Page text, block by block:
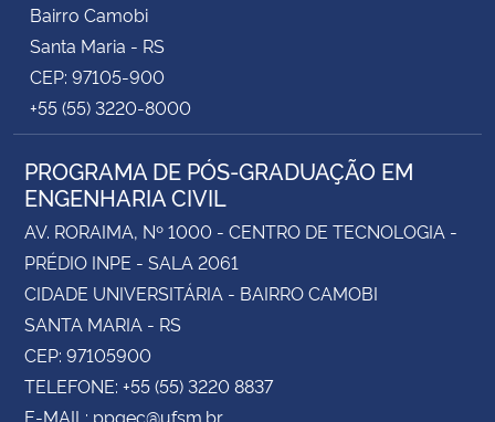
Bairro Camobi
Santa Maria - RS
CEP: 97105-900
+55 (55) 3220-8000
PROGRAMA DE PÓS-GRADUAÇÃO EM
ENGENHARIA CIVIL
AV. RORAIMA, Nº 1000 - CENTRO DE TECNOLOGIA -
PRÉDIO INPE - SALA 2061
CIDADE UNIVERSITÁRIA - BAIRRO CAMOBI
SANTA MARIA - RS
CEP: 97105900
TELEFONE: +55 (55) 3220 8837
E-MAIL: ppgec@ufsm.br